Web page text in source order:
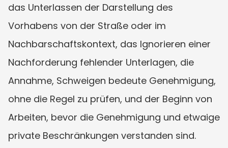
das Unterlassen der Darstellung des
Vorhabens von der Straße oder im
Nachbarschaftskontext, das Ignorieren einer
Nachforderung fehlender Unterlagen, die
Annahme, Schweigen bedeute Genehmigung,
ohne die Regel zu prüfen, und der Beginn von
Arbeiten, bevor die Genehmigung und etwaige
private Beschränkungen verstanden sind.